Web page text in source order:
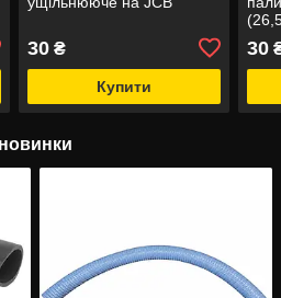
30₴
Купити
30